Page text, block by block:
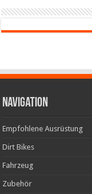
Navigation
Empfohlene Ausrüstung
Dirt Bikes
Fahrzeug
Zubehör